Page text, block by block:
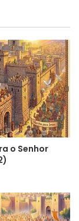
o Senhor